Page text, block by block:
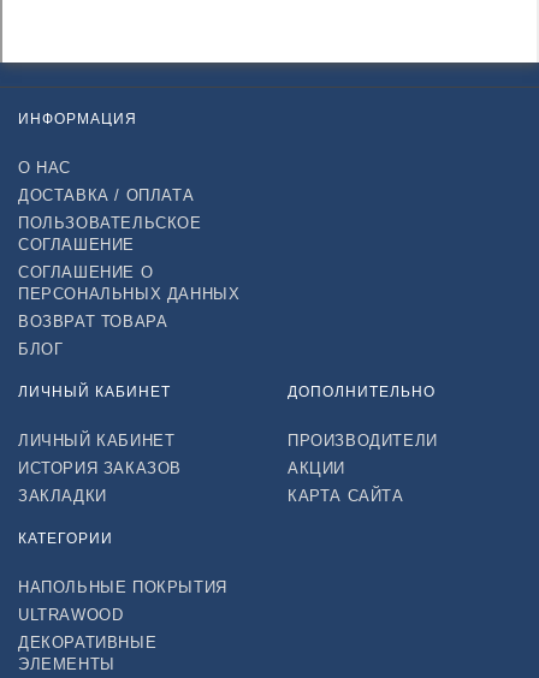
ИНФОРМАЦИЯ
О НАС
ДОСТАВКА / ОПЛАТА
ПОЛЬЗОВАТЕЛЬСКОЕ
СОГЛАШЕНИЕ
СОГЛАШЕНИЕ О
ПЕРСОНАЛЬНЫХ ДАННЫХ
ВОЗВРАТ ТОВАРА
БЛОГ
ЛИЧНЫЙ КАБИНЕТ
ЛИЧНЫЙ КАБИНЕТ
ИСТОРИЯ ЗАКАЗОВ
ЗАКЛАДКИ
ДОПОЛНИТЕЛЬНО
ПРОИЗВОДИТЕЛИ
АКЦИИ
КАРТА САЙТА
КАТЕГОРИИ
НАПОЛЬНЫЕ ПОКРЫТИЯ
ULTRAWOOD
ДЕКОРАТИВНЫЕ
ЭЛЕМЕНТЫ